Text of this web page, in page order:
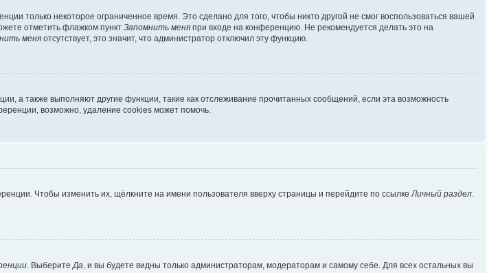
только некоторое ограниченное время. Это сделано для того, чтобы никто другой не смог воспользоваться вашей
отметить флажком пункт Запомнить меня при входе на конференцию. Не рекомендуется делать это на
меня отсутствует, это значит, что администратор отключил эту функцию.
а также выполняют другие функции, такие как отслеживание прочитанных сообщений, если эта возможность
возможно, удаление cookies может помочь.
Чтобы изменить их, щёлкните на имени пользователя вверху страницы и перейдите по ссылкеЛичный раздел.
. ВыберитеДа, и вы будете видны только администраторам, модераторам и самому себе. Для всех остальных вы